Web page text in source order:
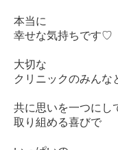
本当に
幸せな気持ちです♡
大切な
クリニックのみんな
共に思いを一つにし
取り組める喜びで